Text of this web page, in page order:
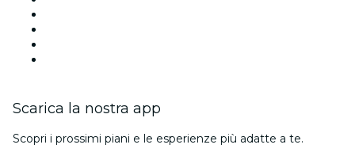
Scarica la nostra app
Scopri i prossimi piani e le esperienze più adatte a te.